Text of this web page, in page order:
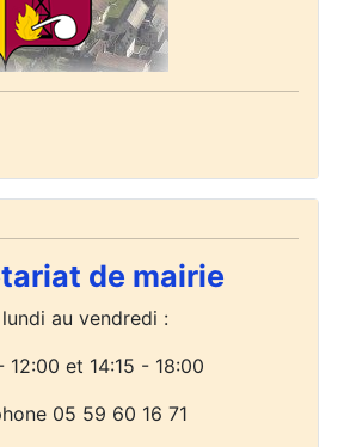
de mairie
au vendredi :
12:00 et 14:15 - 18:00
05 59 60 16 71